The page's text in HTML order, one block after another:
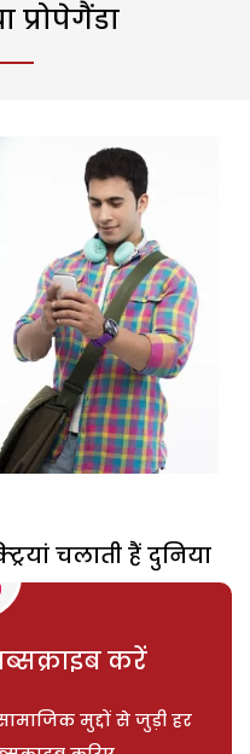
प्रोपेगैंडा
चलाती हैं दुनिया
करें
मुद्दों से जुड़ी हर